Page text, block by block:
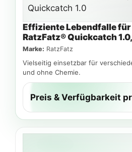
Effiziente Lebendfalle für
RatzFatz® Quickcatch
Marke: RatzFatz
Vielseitig einsetzbar für
und ohne Chemie.
Preis & Verfügbarkeit